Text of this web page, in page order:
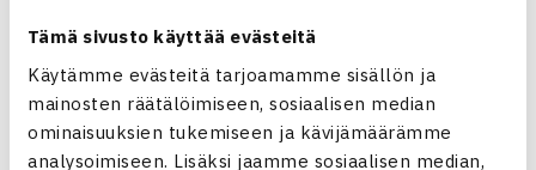
Tämä sivusto käyttää evästeitä
Käytämme evästeitä tarjoamamme sisällön ja
mainosten räätälöimiseen, sosiaalisen median
ominaisuuksien tukemiseen ja kävijämäärämme
analysoimiseen. Lisäksi jaamme sosiaalisen median,
← Edellinen
Seuraava uutinen: Naisverkosto:
aluetapaaminen |… →